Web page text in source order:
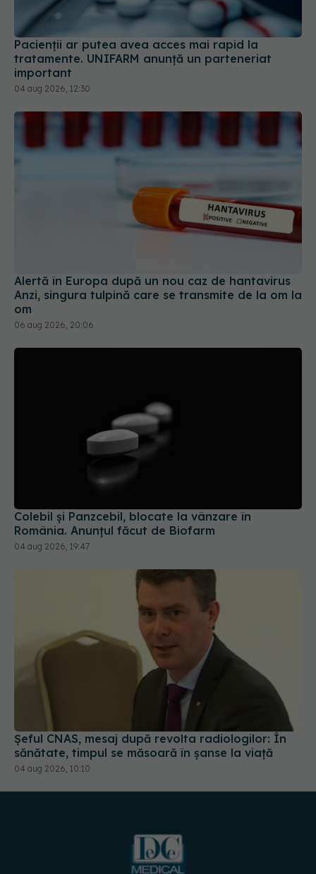
Pacienții ar putea avea acces mai rapid la
tratamente. UNIFARM anunță un parteneriat
important
04 aug 2026, 12:30
Alertă în Europa după un nou caz de hantavirus
Anzi, singura tulpină care se transmite de la om la
om
06 aug 2026, 20:06
Colebil și Panzcebil, blocate la vânzare în
România. Anunțul făcut de Biofarm
04 aug 2026, 19:47
Șeful CNAS, mesaj după revolta radiologilor: În
sănătate, timpul se măsoară în șanse la viață
04 aug 2026, 10:10